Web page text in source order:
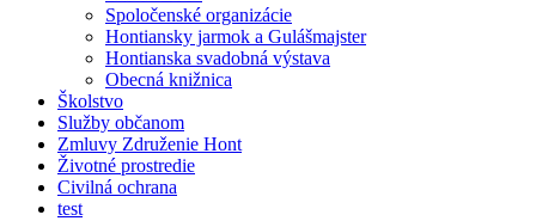
Spoločenské organizácie
Hontiansky jarmok a Gulášmajster
Hontianska svadobná výstava
Obecná knižnica
Školstvo
Služby občanom
Zmluvy Združenie Hont
Životné prostredie
Civilná ochrana
test